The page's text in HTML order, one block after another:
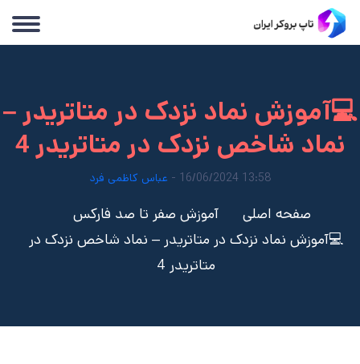
💻آموزش نماد نزدک در متاتریدر –
نماد شاخص نزدک در متاتریدر 4
13:58 16/06/2024 - عباس کاظمی فرد
صفحه اصلی
آموزش صفر تا صد فارکس
💻آموزش نماد نزدک در متاتریدر – نماد شاخص نزدک در
متاتریدر 4